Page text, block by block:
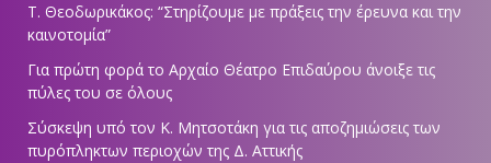
Τ. Θεοδωρικάκος: “Στηρίζουμε με πράξεις την έρευνα και την
καινοτομία”
Για πρώτη φορά το Αρχαίο Θέατρο Επιδαύρου άνοιξε τις
πύλες του σε όλους
Σύσκεψη υπό τον Κ. Μητσοτάκη για τις αποζημιώσεις των
πυρόπληκτων περιοχών της Δ. Αττικής